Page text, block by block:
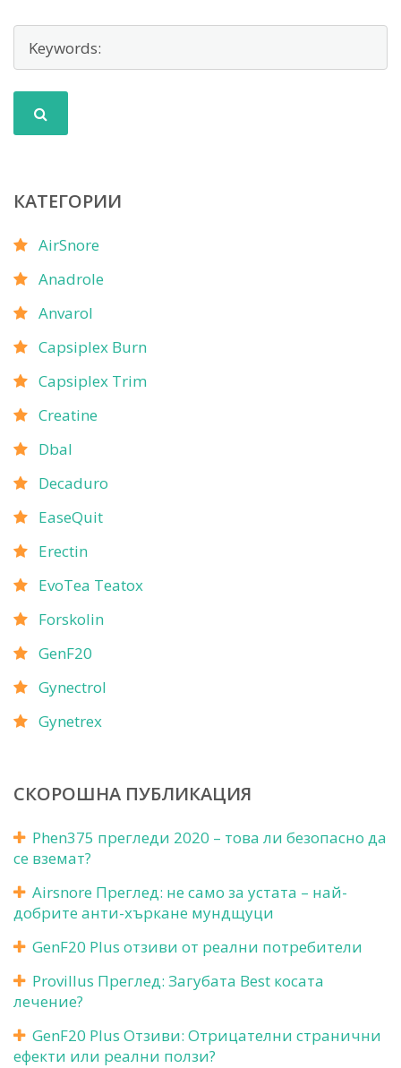
КАТЕГОРИИ
AirSnore
Anadrole
Anvarol
Capsiplex Burn
Capsiplex Trim
Creatine
Dbal
Decaduro
EaseQuit
Erectin
EvoTea Teatox
Forskolin
GenF20
Gynectrol
Gynetrex
СКОРОШНА ПУБЛИКАЦИЯ
Phen375 прегледи 2020 – това ли безопасно да
се вземат?
Airsnore Преглед: не само за устата – най-
добрите анти-хъркане мундщуци
GenF20 Plus отзиви от реални потребители
Provillus Преглед: Загубата Best косата
лечение?
GenF20 Plus Отзиви: Отрицателни странични
ефекти или реални ползи?